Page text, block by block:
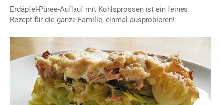
Erdäpfel-Püree-Auflauf mit Kohlsprossen ist ein feines
Rezept für die ganze Familie, einmal ausprobieren!